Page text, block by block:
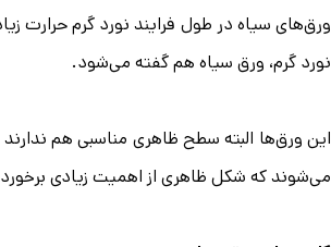
ورق‌های سیاه در طول فرایند نورد گرم حرارت
نورد گرم، ورق سیاه هم گفته می‌شود.
این ورق‌ها البته سطح ظاهری مناسبی هم
می‌شوند که شکل ظاهری از اهمیت زیادی